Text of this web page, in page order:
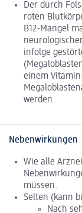
Der durch
roten
B12-Mangel
infolge
einem
werden.
Nebenwirkungen
Wie alle
müssen.
Selten (kann
Nach